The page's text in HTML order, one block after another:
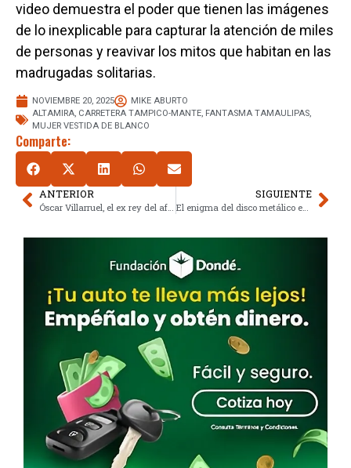
video demuestra el poder que tienen las imágenes
de lo inexplicable para capturar la atención de miles
de personas y reavivar los mitos que habitan en las
madrugadas solitarias.
NOVIEMBRE 20, 2025
MIKE ABURTO
ALTAMIRA, CARRETERA TAMPICO-MANTE, FANTASMA TAMAULIPAS,
MUJER VESTIDA DE BLANCO
Comparte:
ANTERIOR SIGUIENTE
El enigma del disco metálico en Valle del Limarí: ¿evidencia OVNI en Chile 2025?